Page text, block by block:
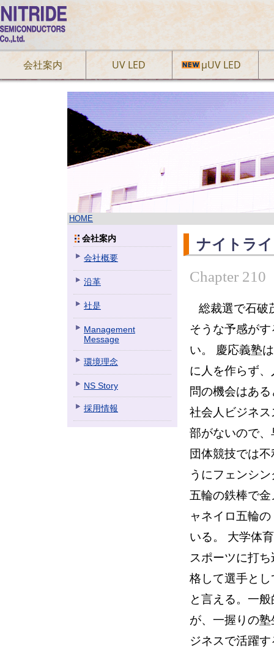
会社案内 UV LED µUV LED
HOME
会社案内
会社概要
沿革
社是
Management
Message
環境理念
NS Story
採用情報
ナイトラ
Chapter 210
総裁選で石破
そうな予感が
い。 慶応義塾
に人を作らず
問の機会はあ
社会人ビジネ
部がないので
団体競技では
うにフェンシ
五輪の鉄棒で
ャネイロ五輪
いる。 大学体
スポーツに打
格して選手と
と言える。一
が、一握りの
ジネスで活躍